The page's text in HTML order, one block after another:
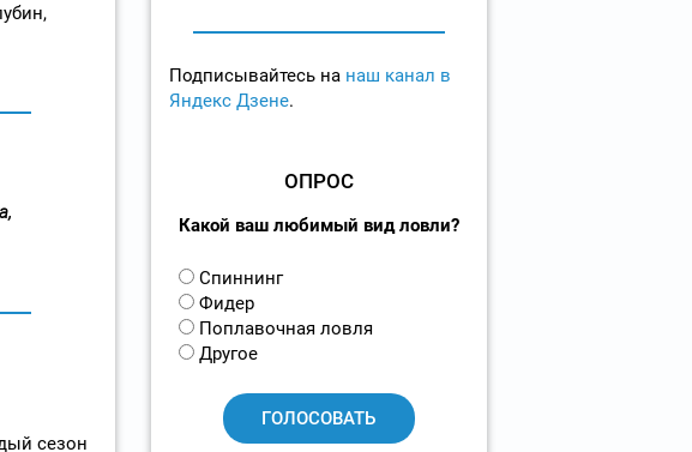
сезон
Подписывайтесь на наш канал в
Яндекс Дзене.
ОПРОС
Какой ваш любимый вид ловли?
В
а
р
и
Спиннинг
Фидер
Поплавочная ловля
Другое